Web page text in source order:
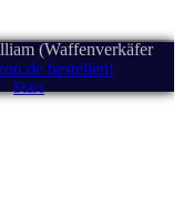
(Waffenverkäfer
bestellen!
Stars